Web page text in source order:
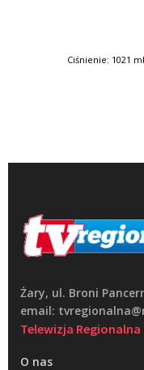
Ciśnienie: 1021
Żary, ul. Broni
email:
Telewizja Regionalna
O nas